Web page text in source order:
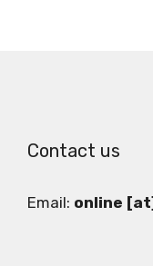
Contact us
Email: online